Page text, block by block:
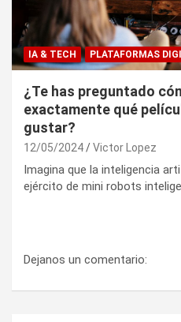
IA & TECH PLATAFORMAS
¿Te has preguntado
exactamente qué
gustar?
12/05/2024 Victor Lopez
Imagina que la inteligencia
ejército de mini robots
Dejanos un comentario: